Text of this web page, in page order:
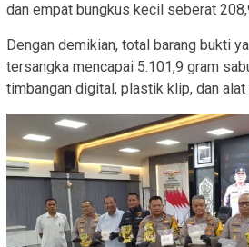
dan empat bungkus kecil seberat
Dengan demikian, total barang bukti
tersangka mencapai 5.101,9 gram
timbangan digital, plastik klip, dan alat